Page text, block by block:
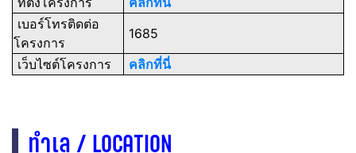
เบอร์โทรติดต่อ
โครงการ
1685
เว็บไซต์โครงการ
คลิกที่นี่
ทำเล / LOCATION